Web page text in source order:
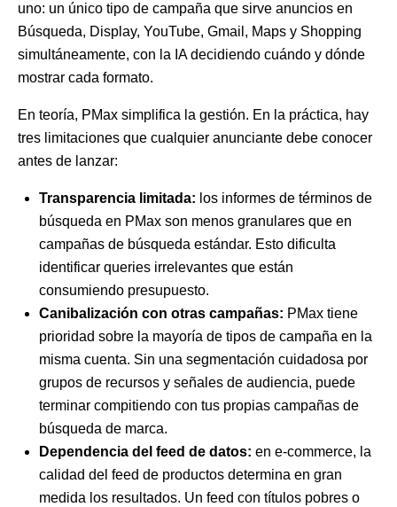
uno: un único tipo de campaña que sirve anuncios en
Búsqueda, Display, YouTube, Gmail, Maps y Shopping
simultáneamente, con la IA decidiendo cuándo y dónde
mostrar cada formato.
En teoría, PMax simplifica la gestión. En la práctica, hay
tres limitaciones que cualquier anunciante debe conocer
antes de lanzar:
Transparencia limitada: los informes de términos de
búsqueda en PMax son menos granulares que en
campañas de búsqueda estándar. Esto dificulta
identificar queries irrelevantes que están
consumiendo presupuesto.
Canibalización con otras campañas: PMax tiene
prioridad sobre la mayoría de tipos de campaña en la
misma cuenta. Sin una segmentación cuidadosa por
grupos de recursos y señales de audiencia, puede
terminar compitiendo con tus propias campañas de
búsqueda de marca.
Dependencia del feed de datos: en e-commerce, la
calidad del feed de productos determina en gran
medida los resultados. Un feed con títulos pobres o